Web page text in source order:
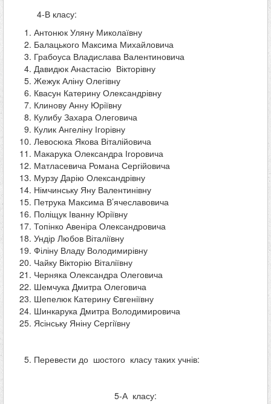
4-В класу:
Антонюк Уляну Миколаївну
Балацького Максима Михайловича
Грабоуса Владислава Валентиновича
Давидюк Анастасію Вікторівну
Жежук Аліну Олегівну
Квасун Катерину Олександрівну
Клинову Анну Юріївну
Кулибу Захара Олеговича
Кулик Ангеліну Ігорівну
Левосюка Якова Віталійовича
Макарука Олександра Ігоровича
Матласевича Романа Сергійовича
Мурзу Дарію Олександрівну
Німчинську Яну Валентинівну
Петрука Максима В’ячеславовича
Поліщук Іванну Юріївну
Топінко Авеніра Олександровича
Ундір Любов Віталіївну
Філіну Владу Володимирівну
Чайку Вікторію Віталіївну
Черняка Олександра Олеговича
Шемчука Дмитра Олеговича
Шепелюк Катерину Євгеніївну
Шинкарука Дмитра Володимировича
Ясінську Яніну Сергіївну
Перевести до шостого класу таких учнів:
5-А класу: